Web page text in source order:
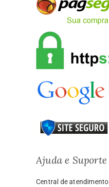
Ajuda e Suporte
Central de atendimento